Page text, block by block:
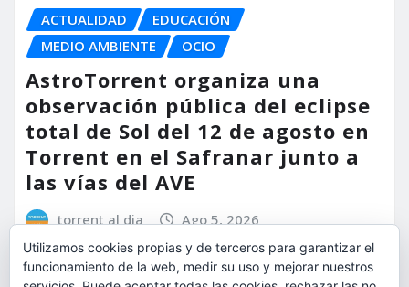
ACTUALIDAD
EDUCACIÓN
MEDIO AMBIENTE
OCIO
AstroTorrent organiza una
observación pública del eclipse
total de Sol del 12 de agosto en
Torrent en el Safranar junto a
las vías del AVE
torrent al dia Ago 5, 2026
Utilizamos cookies propias y de terceros para garantizar el
funcionamiento de la web, medir su uso y mejorar nuestros